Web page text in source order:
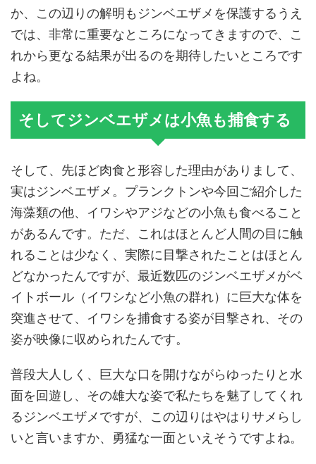
か、この辺りの解明もジンベエザメを保護するうえ
では、非常に重要なところになってきますので、こ
れから更なる結果が出るのを期待したいところです
よね。
そしてジンベエザメは小魚も捕食する
そして、先ほど肉食と形容した理由がありまして、
実はジンベエザメ。プランクトンや今回ご紹介した
海藻類の他、イワシやアジなどの小魚も食べること
があるんです。ただ、これはほとんど人間の目に触
れることは少なく、実際に目撃されたことはほとん
どなかったんですが、最近数匹のジンベエザメがベ
イトボール（イワシなど小魚の群れ）に巨大な体を
突進させて、イワシを捕食する姿が目撃され、その
姿が映像に収められたんです。
普段大人しく、巨大な口を開けながらゆったりと水
面を回遊し、その雄大な姿で私たちを魅了してくれ
るジンベエザメですが、この辺りはやはりサメらし
いと言いますか、勇猛な一面といえそうですよね。